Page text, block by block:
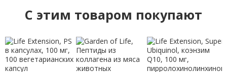
C этим товаром покупают